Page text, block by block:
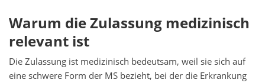
Warum die Zulassung medizinisch
relevant ist
Die Zulassung ist medizinisch bedeutsam, weil sie sich auf
eine schwere Form der MS bezieht, bei der die Erkrankung